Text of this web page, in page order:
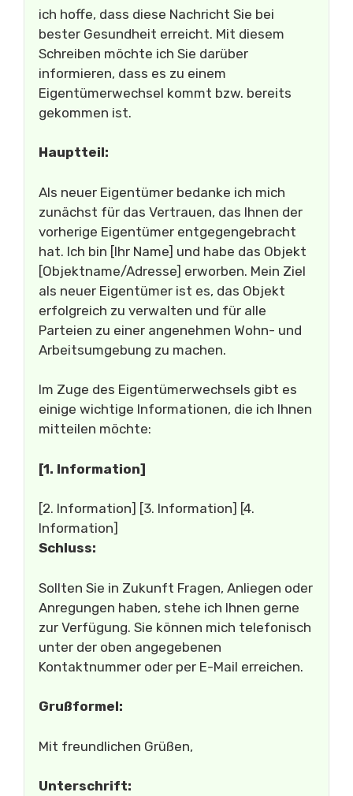
ich hoffe, dass diese Nachricht Sie bei
bester Gesundheit erreicht. Mit diesem
Schreiben möchte ich Sie darüber
informieren, dass es zu einem
Eigentümerwechsel kommt bzw. bereits
gekommen ist.
Hauptteil:
Als neuer Eigentümer bedanke ich mich
zunächst für das Vertrauen, das Ihnen der
vorherige Eigentümer entgegengebracht
hat. Ich bin [Ihr Name] und habe das Objekt
[Objektname/Adresse] erworben. Mein Ziel
als neuer Eigentümer ist es, das Objekt
erfolgreich zu verwalten und für alle
Parteien zu einer angenehmen Wohn- und
Arbeitsumgebung zu machen.
Im Zuge des Eigentümerwechsels gibt es
einige wichtige Informationen, die ich Ihnen
mitteilen möchte:
[1. Information]
[2. Information] [3. Information] [4.
Information]
Schluss:
Sollten Sie in Zukunft Fragen, Anliegen oder
Anregungen haben, stehe ich Ihnen gerne
zur Verfügung. Sie können mich telefonisch
unter der oben angegebenen
Kontaktnummer oder per E-Mail erreichen.
Grußformel:
Mit freundlichen Grüßen,
Unterschrift: